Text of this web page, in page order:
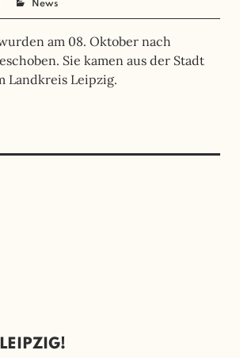
administrator
News
am 08. Oktober nach
Sie kamen aus der Stadt
Landkreis Leipzig.